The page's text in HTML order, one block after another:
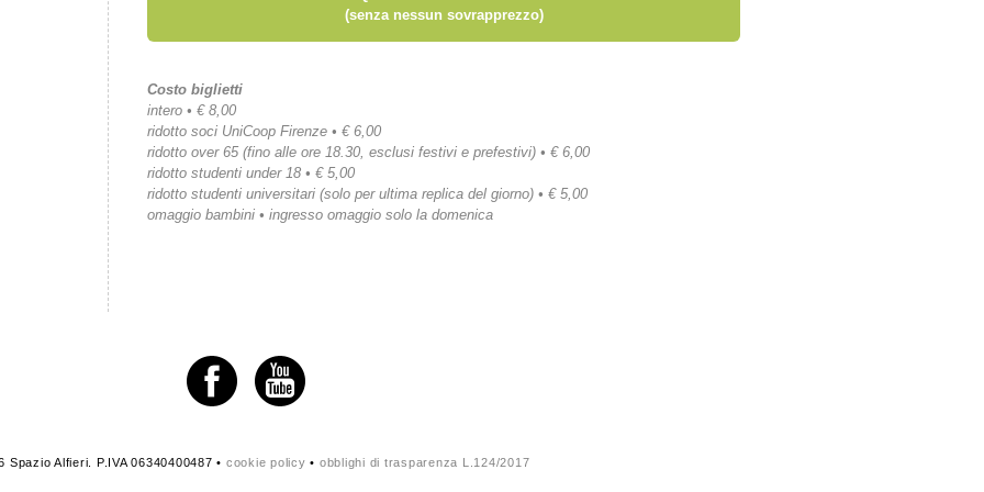
(senza nessun sovrapprezzo)
Costo biglietti
intero • € 8,00
ridotto soci UniCoop Firenze • € 6,00
ridotto over 65 (fino alle ore 18.30, esclusi festivi e prefestivi) • € 6,00
ridotto studenti under 18 • € 5,00
ridotto studenti universitari (solo per ultima replica del giorno) • € 5,00
omaggio bambini • ingresso omaggio solo la domenica
Spazio Alfieri. P.IVA 06340400487 • cookie policy • obblighi di trasparenza L.124/2017